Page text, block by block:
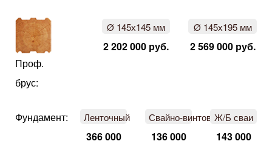
Проф.
брус:
Ø 145х145 мм
2 202 000 руб.
Ø 145х195 мм
2 569 000 руб.
Фундамент: Ленточный
366 000
Свайно-винтовой
136 000
Ж/Б сваи
143 000